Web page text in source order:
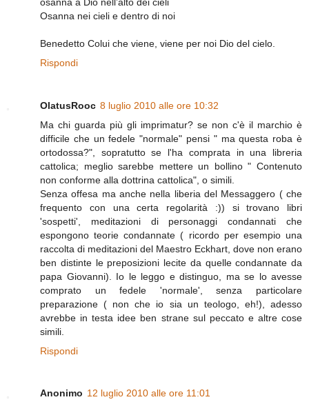
Osanna nei cieli e dentro di noi
Benedetto Colui che viene, viene per noi Dio del cielo.
Rispondi
OlatusRooc 8 luglio 2010 alle ore 10:32
Ma chi guarda più gli imprimatur? se non c'è il marchio è
difficile che un fedele "normale" pensi " ma questa roba è
ortodossa?", sopratutto se l'ha comprata in una libreria
cattolica; meglio sarebbe mettere un bollino " Contenuto
non conforme alla dottrina cattolica", o simili.
Senza offesa ma anche nella liberia del Messaggero ( che
frequento con una certa regolarità :)) si trovano libri
'sospetti', meditazioni di personaggi condannati che
espongono teorie condannate ( ricordo per esempio una
raccolta di meditazioni del Maestro Eckhart, dove non erano
ben distinte le preposizioni lecite da quelle condannate da
papa Giovanni). Io le leggo e distinguo, ma se lo avesse
comprato un fedele 'normale', senza particolare
preparazione ( non che io sia un teologo, eh!), adesso
avrebbe in testa idee ben strane sul peccato e altre cose
simili.
Rispondi
Anonimo 12 luglio 2010 alle ore 11:01